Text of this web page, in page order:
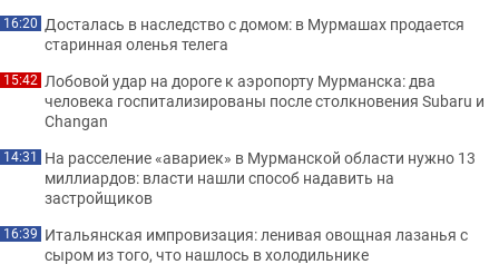
16:20 Досталась в наследство с домом: в Мурмашах продается
старинная оленья телега
15:42 Лобовой удар на дороге к аэропорту Мурманска: два
человека госпитализированы после столкновения Subaru и
Changan
14:31 На расселение «авариек» в Мурманской области нужно 13
миллиардов: власти нашли способ надавить на
застройщиков
16:39 Итальянская импровизация: ленивая овощная лазанья с
сыром из того, что нашлось в холодильнике